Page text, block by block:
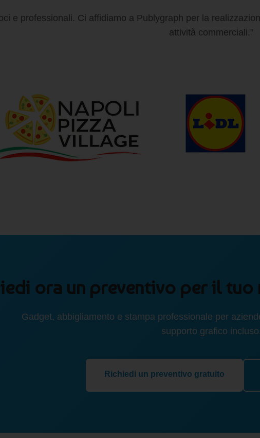
e professionali. Ci affidiamo a Publygraph per la
attività commerciali.”
ora un preventivo per il
Gadget, abbigliamento e stampa professionale per
supporto grafico incluso.
Richiedi un preventivo gratuito